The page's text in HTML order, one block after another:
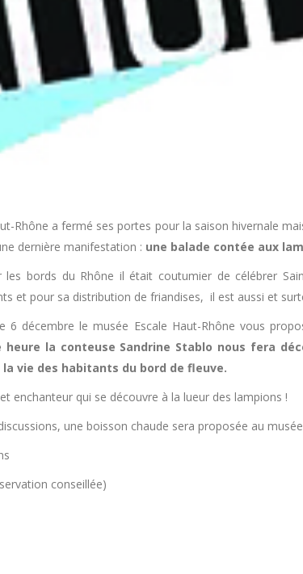
Rhône a fermé ses portes pour la saison hivernale
dernière manifestation : une balade contée aux
les bords du Rhône il était coutumier de célébrer
et pour sa distribution de friandises, il est aussi et
6 décembre le musée Escale Haut-Rhône vous
heure la conteuse Sandrine Stablo nous fera
la vie des habitants du bord de fleuve.
enchanteur qui se découvre à la lueur des lampions !
une boisson chaude sera proposée au
conseillée)